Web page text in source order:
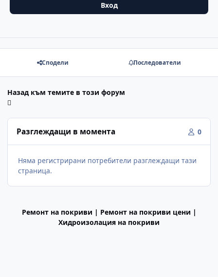
Вход
Сподели Последователи
Назад към темите в този форум
Разглеждащи в момента 0
Няма регистрирани потребители разглеждащи тази
страница.
Ремонт на покриви | Ремонт на покриви цени |
Хидроизолация на покриви